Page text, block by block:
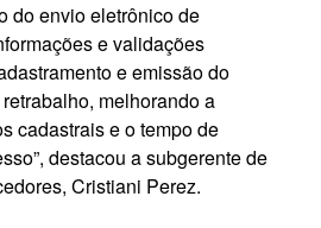
do envio eletrônico de
e validações
e emissão do
melhorando a
cadastrais e o tempo de
destacou a subgerente de
Cristiani Perez.